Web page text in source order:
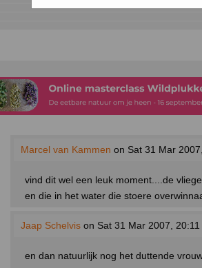
Marcel van Kammen on Sat 31 Mar
vind dit wel een leuk moment....de
en die in het water die stoere
Jaap Schelvis on Sat 31 Mar 2007, 20:11
en dan natuurlijk nog het duttende